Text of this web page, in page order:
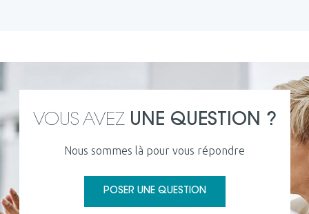
VOUS AVEZ UNE QUESTION ?
Nous sommes là pour vous répondre
POSER UNE QUESTION